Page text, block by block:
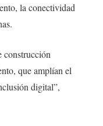
la conectividad
construcción
que amplían el
digital”,